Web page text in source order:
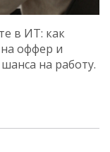
в ИТ: как
оффер и
на работу.